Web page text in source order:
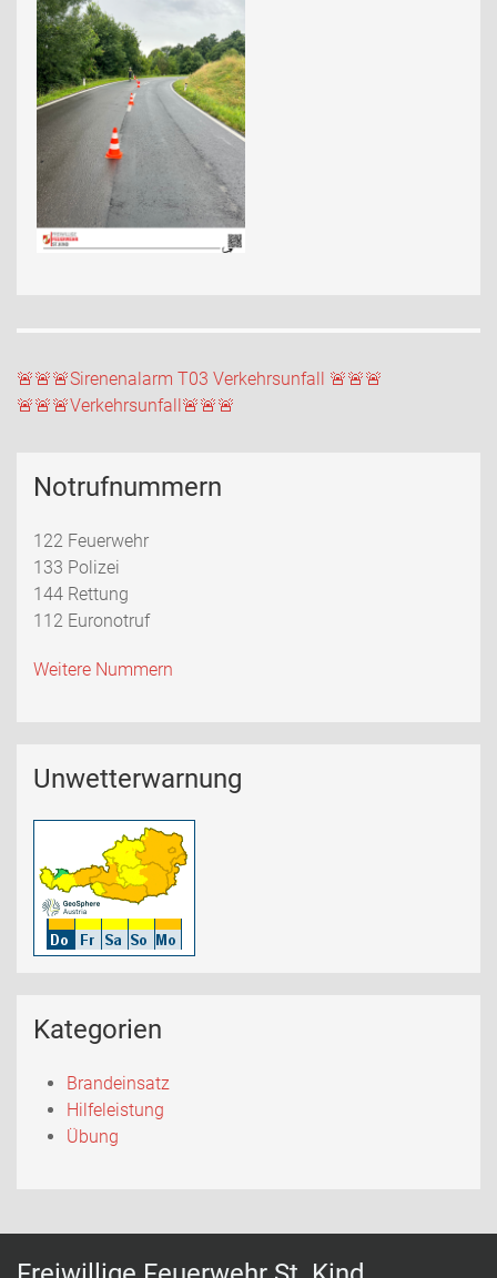
Beitragsnavigation
🚨🚨🚨Sirenenalarm T03 Verkehrsunfall 🚨🚨🚨
🚨🚨🚨Verkehrsunfall🚨🚨🚨
Notrufnummern
122 Feuerwehr
133 Polizei
144 Rettung
112 Euronotruf
Weitere Nummern
Unwetterwarnung
Kategorien
Brandeinsatz
Hilfeleistung
Übung